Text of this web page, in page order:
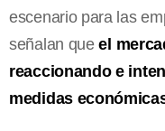
escenario para las
señalan queel
reaccionando e
medidas